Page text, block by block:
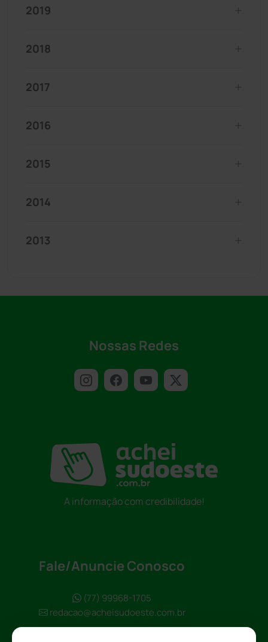
2019
2018
2017
2016
2015
2014
2013
Nossas Redes
A informação com credibilidade!
Fale/Anuncie Conosco
(77) 99968-1705
redacao@acheisudoeste.com.br